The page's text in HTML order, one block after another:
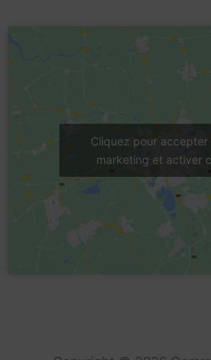
Cliquez pour accepter
marketing et activer